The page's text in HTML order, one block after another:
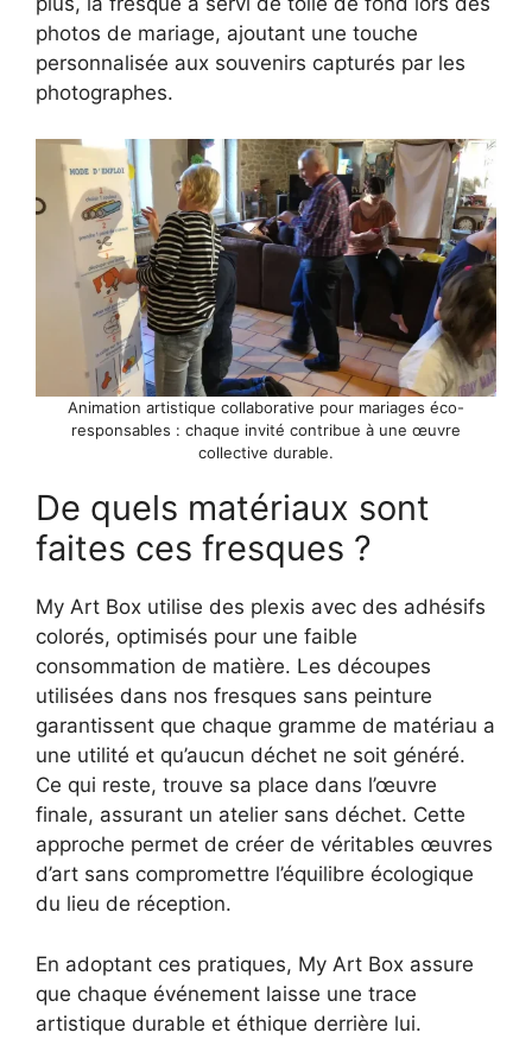
photos de mariage, ajoutant une touche
personnalisée aux souvenirs capturés par les
photographes.
Animation artistique collaborative pour mariages éco-
responsables : chaque invité contribue à une œuvre
collective durable.
De quels matériaux sont
faites ces fresques ?
My Art Box utilise des plexis avec des adhésifs
colorés, optimisés pour une faible
consommation de matière. Les découpes
utilisées dans nos fresques sans peinture
garantissent que chaque gramme de matériau a
une utilité et qu’aucun déchet ne soit généré.
Ce qui reste, trouve sa place dans l’œuvre
finale, assurant un atelier sans déchet. Cette
approche permet de créer de véritables œuvres
d’art sans compromettre l’équilibre écologique
du lieu de réception.
En adoptant ces pratiques, My Art Box assure
que chaque événement laisse une trace
artistique durable et éthique derrière lui.